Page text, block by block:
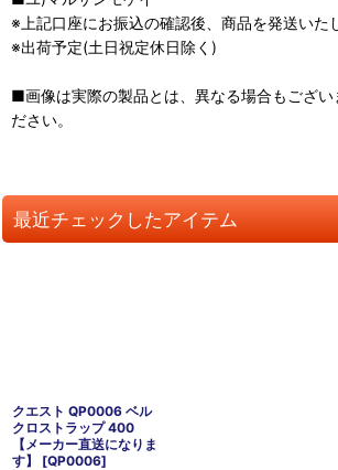
※上記口座にお振込の確認後、商品を発送いた
※出荷予定(土日祝定休日除く)
■画像は実際の製品とは、異なる場合もござい
ださい。
最近チェックしたアイテム
クエスト QP0006 ベル
クロストラップ 400
【メーカー直送になりま
す】 [QP0006]